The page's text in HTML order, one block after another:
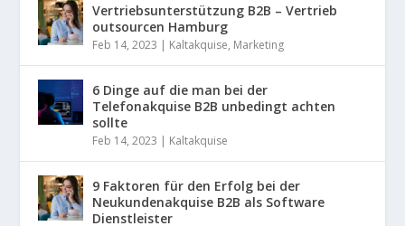
Vertriebsunterstützung B2B – Vertrieb
outsourcen Hamburg
Feb 14, 2023 | Kaltakquise, Marketing
6 Dinge auf die man bei der
Telefonakquise B2B unbedingt achten
sollte
Feb 14, 2023 | Kaltakquise
9 Faktoren für den Erfolg bei der
Neukundenakquise B2B als Software
Dienstleister